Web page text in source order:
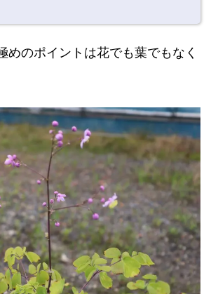
めのポイントは花でも葉でもなく